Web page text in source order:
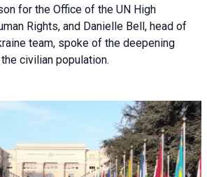
for the Office of the UN High
Rights, and Danielle Bell, head of
team, spoke of the deepening
civilian population.